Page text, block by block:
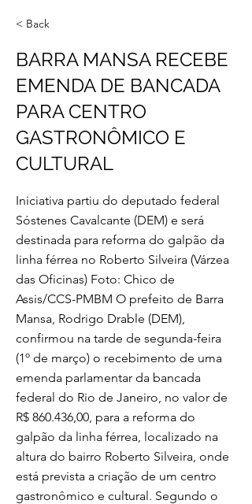
< Back
BARRA MANSA RECEBE
EMENDA DE BANCADA
PARA CENTRO
GASTRONÔMICO E
CULTURAL
Iniciativa partiu do deputado federal
Sóstenes Cavalcante (DEM) e será
destinada para reforma do galpão da
linha férrea no Roberto Silveira (Várzea
das Oficinas) Foto: Chico de
Assis/CCS-PMBM O prefeito de Barra
Mansa, Rodrigo Drable (DEM),
confirmou na tarde de segunda-feira
(1º de março) o recebimento de uma
emenda parlamentar da bancada
federal do Rio de Janeiro, no valor de
R$ 860.436,00, para a reforma do
galpão da linha férrea, localizado na
altura do bairro Roberto Silveira, onde
está prevista a criação de um centro
gastronômico e cultural. Segundo o